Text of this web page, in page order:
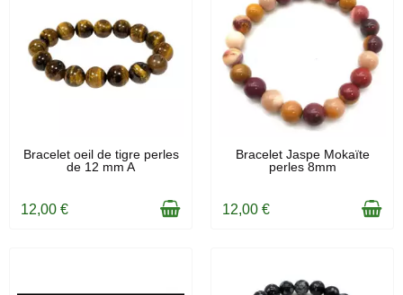
EN STOCK
Bracelet oeil de tigre perles
de 12 mm A
12,00 €
EN STOCK
Bracelet Jaspe Mokaïte
perles 8mm
12,00 €